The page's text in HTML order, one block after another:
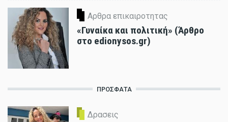
Αρθρα επικαιροτητας
«Γυναίκα και πολιτική» (Άρθρο
στο edionysos.gr)
ΠΡΟΣΦΑΤΑ
Δρασεις